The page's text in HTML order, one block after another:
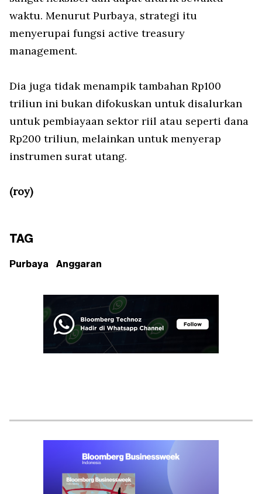
waktu. Menurut Purbaya, strategi itu
menyerupai fungsi active treasury
management.
Dia juga tidak menampik tambahan Rp100
triliun ini bukan difokuskan untuk disalurkan
untuk pembiayaan sektor riil atau seperti dana
Rp200 triliun, melainkan untuk menyerap
instrumen surat utang.
(roy)
TAG
Purbaya Anggaran